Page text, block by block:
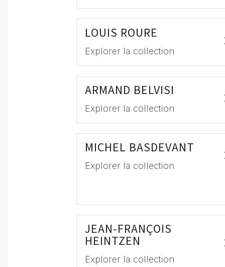
LOUIS ROURE
Explorer la collection
ARMAND BELVISI
Explorer la collection
MICHEL BASDEVANT
Explorer la collection
JEAN-FRANÇOIS
HEINTZEN
Explorer la collection